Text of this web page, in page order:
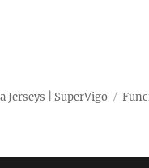
Jerseys | SuperVigo